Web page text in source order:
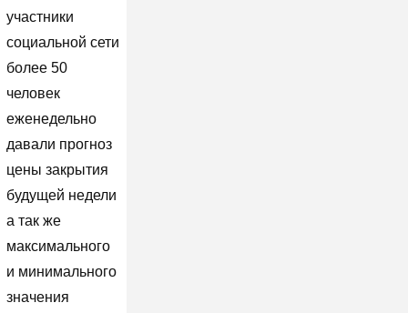
участники
социальной сети
более 50
человек
еженедельно
давали прогноз
цены закрытия
будущей недели
а так же
максимального
и минимального
значения